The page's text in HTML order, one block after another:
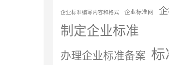
企业标准编写内容和格式 企业标准网
制定企业标准
办理企业标准备案 标